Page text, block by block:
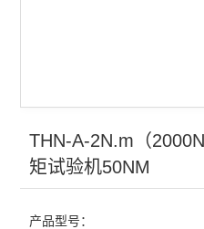
THN-A-2N.m（
矩试验机50NM
产品型号：